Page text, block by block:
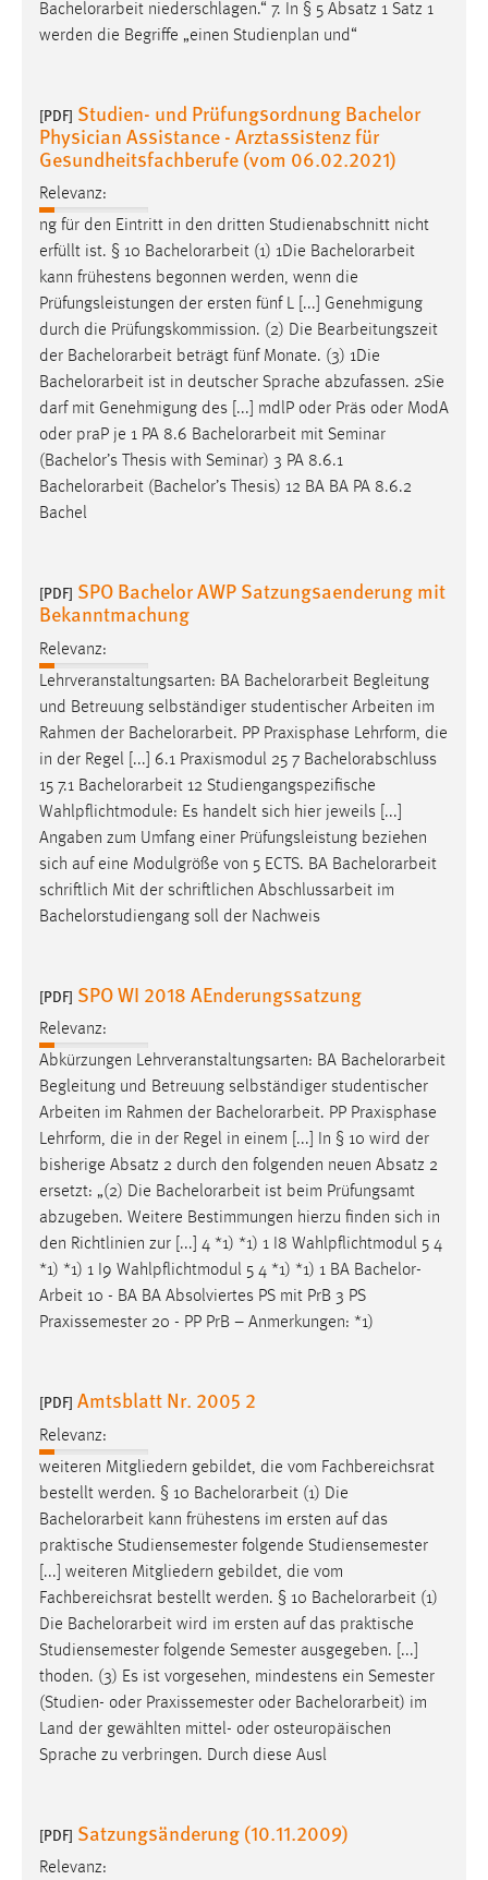
Bachelorarbeit niederschlagen.“ 7. In § 5 Absatz 1 Satz 1
werden die Begriffe „einen Studienplan und“
[PDF] Studien- und Prüfungsordnung Bachelor
Physician Assistance - Arztassistenz für
Gesundheitsfachberufe (vom 06.02.2021)
Relevanz:
ng für den Eintritt in den dritten Studienabschnitt nicht
erfüllt ist. § 10 Bachelorarbeit (1) 1Die Bachelorarbeit
kann frühestens begonnen werden, wenn die
Prüfungsleistungen der ersten fünf L [...] Genehmigung
durch die Prüfungskommission. (2) Die Bearbeitungszeit
der Bachelorarbeit beträgt fünf Monate. (3) 1Die
Bachelorarbeit ist in deutscher Sprache abzufassen. 2Sie
darf mit Genehmigung des [...] mdlP oder Präs oder ModA
oder praP je 1 PA 8.6 Bachelorarbeit mit Seminar
(Bachelor’s Thesis with Seminar) 3 PA 8.6.1
Bachelorarbeit (Bachelor’s Thesis) 12 BA BA PA 8.6.2
Bachel
[PDF] SPO Bachelor AWP Satzungsaenderung mit
Bekanntmachung
Relevanz:
Lehrveranstaltungsarten: BA Bachelorarbeit Begleitung
und Betreuung selbständiger studentischer Arbeiten im
Rahmen der Bachelorarbeit. PP Praxisphase Lehrform, die
in der Regel [...] 6.1 Praxismodul 25 7 Bachelorabschluss
15 7.1 Bachelorarbeit 12 Studiengangspezifische
Wahlpflichtmodule: Es handelt sich hier jeweils [...]
Angaben zum Umfang einer Prüfungsleistung beziehen
sich auf eine Modulgröße von 5 ECTS. BA Bachelorarbeit
schriftlich Mit der schriftlichen Abschlussarbeit im
Bachelorstudiengang soll der Nachweis
[PDF] SPO WI 2018 AEnderungssatzung
Relevanz:
Abkürzungen Lehrveranstaltungsarten: BA Bachelorarbeit
Begleitung und Betreuung selbständiger studentischer
Arbeiten im Rahmen der Bachelorarbeit. PP Praxisphase
Lehrform, die in der Regel in einem [...] In § 10 wird der
bisherige Absatz 2 durch den folgenden neuen Absatz 2
ersetzt: „(2) Die Bachelorarbeit ist beim Prüfungsamt
abzugeben. Weitere Bestimmungen hierzu finden sich in
den Richtlinien zur [...] 4 *1) *1) 1 I8 Wahlpflichtmodul 5 4
*1) *1) 1 I9 Wahlpflichtmodul 5 4 *1) *1) 1 BA Bachelor-
Arbeit 10 - BA BA Absolviertes PS mit PrB 3 PS
Praxissemester 20 - PP PrB – Anmerkungen: *1)
[PDF] Amtsblatt Nr. 2005 2
Relevanz:
weiteren Mitgliedern gebildet, die vom Fachbereichsrat
bestellt werden. § 10 Bachelorarbeit (1) Die
Bachelorarbeit kann frühestens im ersten auf das
praktische Studiensemester folgende Studiensemester
[...] weiteren Mitgliedern gebildet, die vom
Fachbereichsrat bestellt werden. § 10 Bachelorarbeit (1)
Die Bachelorarbeit wird im ersten auf das praktische
Studiensemester folgende Semester ausgegeben. [...]
thoden. (3) Es ist vorgesehen, mindestens ein Semester
(Studien- oder Praxissemester oder Bachelorarbeit) im
Land der gewählten mittel- oder osteuropäischen
Sprache zu verbringen. Durch diese Ausl
[PDF] Satzungsänderung (10.11.2009)
Relevanz: